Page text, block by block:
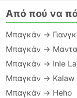
Από πού να
Μπαγκάν →
Μπαγκάν →
Μπαγκάν → Inle
Μπαγκάν → Kalaw
Μπαγκάν → Heho